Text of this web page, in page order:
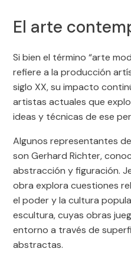
El arte
Si bien el término “arte
refiere a la producción
siglo XX, su impacto
artistas actuales que
ideas y técnicas de ese
Algunos representantes
son Gerhard Richter,
abstracción y figuración.
obra explora cuestiones
el poder y la cultura
escultura, cuyas obras
entorno a través de
abstractas.